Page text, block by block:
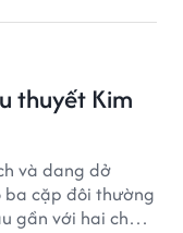
thuyết Kim
và dang dở
ba cặp đôi thường
gần với hai chữ